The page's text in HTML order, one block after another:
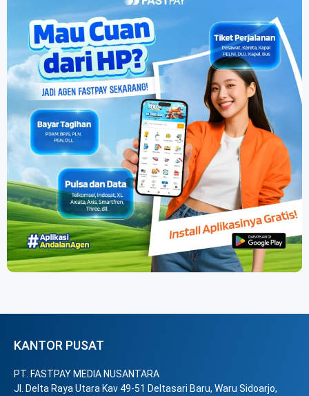
KANTOR PUSAT
PT. FASTPAY MEDIA NUSANTARA
Jl. Delta Raya Utara Kav 49-51 Deltasari Baru, Waru Sidoarjo,